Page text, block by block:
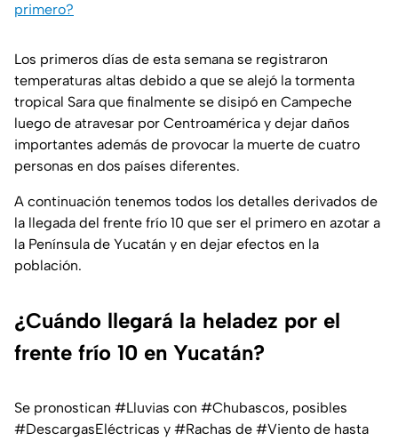
primero?
Los primeros días de esta semana se registraron
temperaturas altas debido a que se alejó la tormenta
tropical Sara que finalmente se disipó en Campeche
luego de atravesar por Centroamérica y dejar daños
importantes además de provocar la muerte de cuatro
personas en dos países diferentes.
A continuación tenemos todos los detalles derivados de
la llegada del frente frío 10 que ser el primero en azotar a
la Península de Yucatán y en dejar efectos en la
población.
¿Cuándo llegará la heladez por el
frente frío 10 en Yucatán?
Se pronostican #Lluvias con #Chubascos, posibles
#DescargasEléctricas y #Rachas de #Viento de hasta